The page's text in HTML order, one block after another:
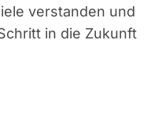
ver­stan­den und
in die Zukunft